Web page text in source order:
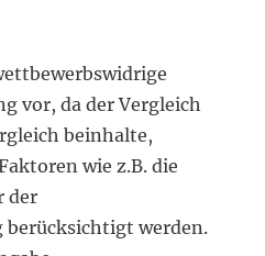
vor, da der Vergleich
beinhalte,
wie z.B. die
der
berücksichtigt werden.